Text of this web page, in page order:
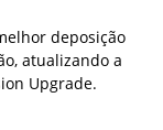
deposição
atualizando a
Upgrade.